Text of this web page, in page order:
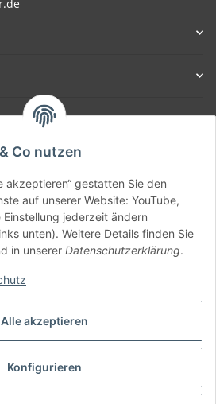
Alle akzeptieren
Konfigurieren
Co nutzen
akzeptieren“ gestatten Sie den
auf unserer Website: YouTube,
jederzeit ändern
unten). Weitere Details finden Sie
in unserer Datenschutzerklärung.
Worldwide. ( B2B Shop )
widerrufen
USt., zzgl.Versand
© voltmaster.de
byJTL-Shop